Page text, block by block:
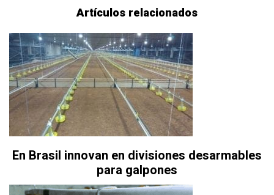
Artículos relacionados
En Brasil innovan en divisiones desarmables
para galpones